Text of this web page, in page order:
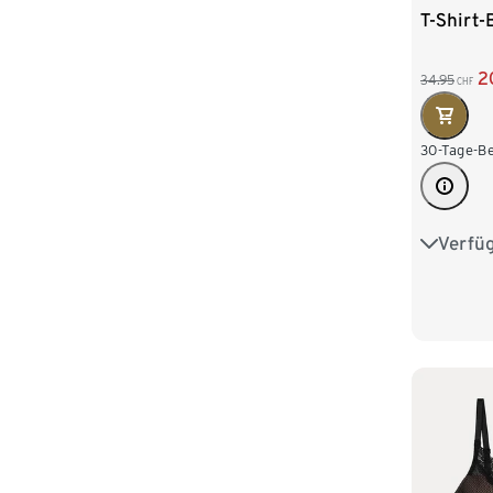
T-Shirt-
34.95 CHF
30-Tage-
75A